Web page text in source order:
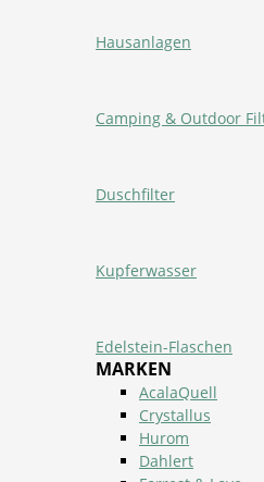
Hausanlagen
Camping & Outdoor
Duschfilter
Kupferwasser
Edelstein-Flaschen
MARKEN
AcalaQuell
Crystallus
Hurom
Dahlert